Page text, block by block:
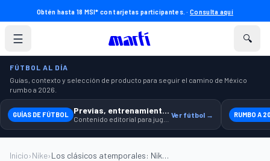
Obtén hasta 18 MSI* con tarjetas participantes. ·Consulta aquí
☰ 🔍
FÚTBOL AL DÍA
Guías, contexto y selección de producto para seguir el camino de México
rumbo a 2026.
GUÍAS DE FÚTBOL Previas, entrenamiento y producto Ver fútbol → RUMBO A
Inicio›Nike› Los clásicos atemporales: Nike Court Vis...